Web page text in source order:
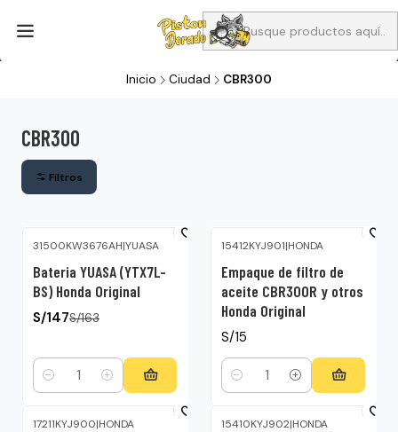
Aprovecha Compra 1 Aceites Full sintético o 1 Aceite semi
sintetico y el filtro de aire verde para la CB190R o CBF160M a 13
Inicio Ciudad CBR300
CBR300
Filtros
31500KW3676AH|YUASA
Bateria YUASA (YTX7L-
BS) Honda Original
S/147S/163
Cantidad
15412KYJ901|HONDA
Empaque de filtro de
aceite CBR300R y otros
Honda Original
S/15
Cantidad
17211KYJ900|HONDA 15410KYJ902|HONDA